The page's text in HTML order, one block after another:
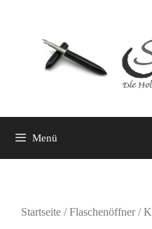
springen
Menü
Startseite /Flaschenöffner/